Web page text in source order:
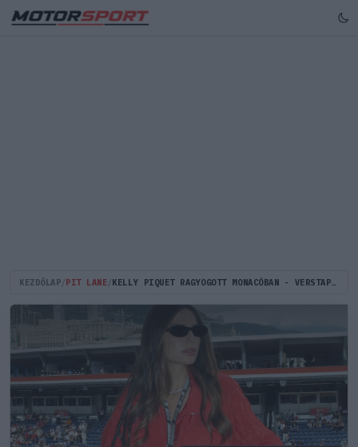
KEZDŐLAP PIT LANE KELLY PIQUET RAGYOGOTT MONACÓBAN - VERSTAPPEN KEDVESE PÁRATLAN SZÉPSÉG